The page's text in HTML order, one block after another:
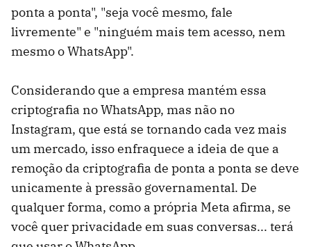
ponta a ponta", "seja você mesmo, fale
livremente" e "ninguém mais tem acesso, nem
mesmo o WhatsApp".
Considerando que a empresa mantém essa
criptografia no WhatsApp, mas não no
Instagram, que está se tornando cada vez mais
um mercado, isso enfraquece a ideia de que a
remoção da criptografia de ponta a ponta se deve
unicamente à pressão governamental. De
qualquer forma, como a própria Meta afirma, se
você quer privacidade em suas conversas... terá